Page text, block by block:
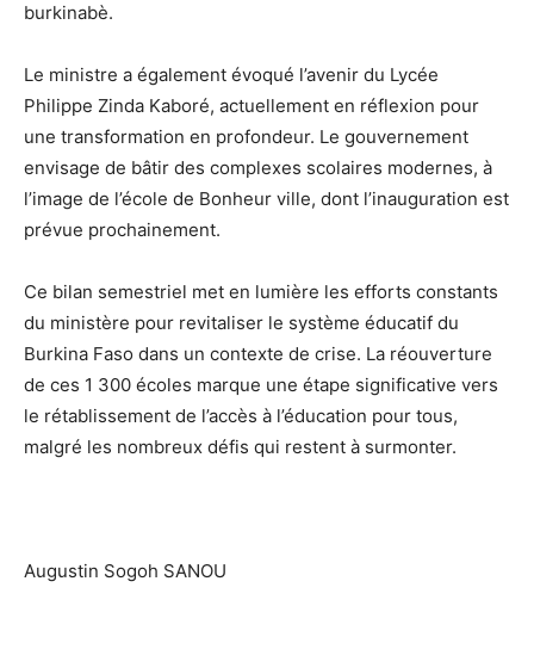
burkinabè.
Le ministre a également évoqué l’avenir du Lycée
Philippe Zinda Kaboré, actuellement en réflexion pour
une transformation en profondeur. Le gouvernement
envisage de bâtir des complexes scolaires modernes, à
l’image de l’école de Bonheur ville, dont l’inauguration est
prévue prochainement.
Ce bilan semestriel met en lumière les efforts constants
du ministère pour revitaliser le système éducatif du
Burkina Faso dans un contexte de crise. La réouverture
de ces 1 300 écoles marque une étape significative vers
le rétablissement de l’accès à l’éducation pour tous,
malgré les nombreux défis qui restent à surmonter.
Augustin Sogoh SANOU